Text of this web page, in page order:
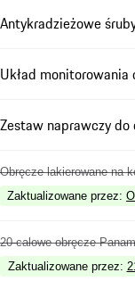
Antykradzieżowe
Układ
Zestaw naprawczy
Obręcze lakierowane na
Zaktualizowane przez:
20-calowe obręcze
Zaktualizowane przez: